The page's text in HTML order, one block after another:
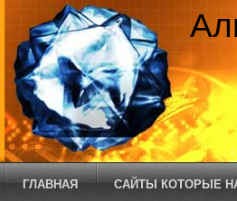
ГЛАВНАЯ САЙТЫ КОТОРЫЕ